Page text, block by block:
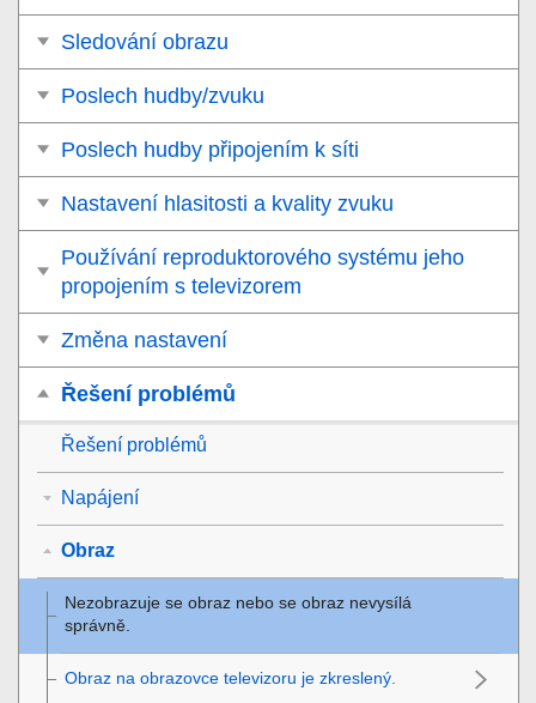
Sledování obrazu
Poslech hudby/zvuku
Poslech hudby připojením k síti
Nastavení hlasitosti a kvality zvuku
Používání reproduktorového systému jeho
propojením s televizorem
Změna nastavení
Řešení problémů
Řešení problémů
Napájení
Obraz
Nezobrazuje se obraz nebo se obraz nevysílá
správně.
Obraz na obrazovce televizoru je zkreslený.